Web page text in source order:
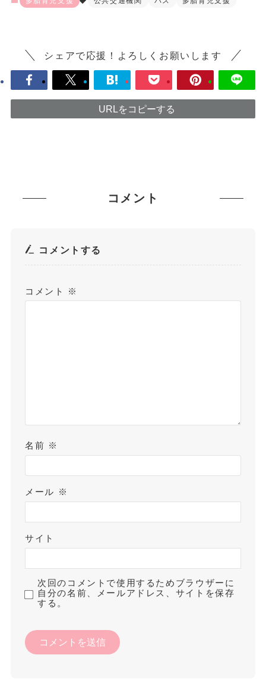
シェアで応援！よろしくお願いします
URLをコピーする
コメント
コメントする
コメント ※
名前 ※
メール ※
サイト
次回のコメントで使用するためブラウザーに
自分の名前、メールアドレス、サイトを保存
する。